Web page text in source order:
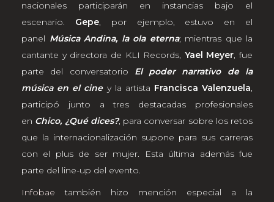
nacionales participarán en instancias bajo el
escenario. Gepe, por ejemplo, estuvo en el
panel Música Andina, la ola eterna; mientras que la
cantante y directora de KLI Records, Yael Meyer , fue
parte del conversatorio El poder narrativo de la
música en el ciney la artista Francisca Valenzuela
participó junto a tres destacadas profesionales
en Chico, ¿Qué dices?, para conversar sobre los retos
que la internacionalización supone para sus carreras
con el plus de ser mujer. Esta última además fue
parte del line-up del evento.
Infobae también hizo mención especial a la